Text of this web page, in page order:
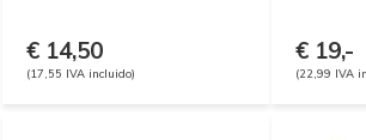
€ 14,50
(17,55 IVA incluido)
€ 19,-
(22,99 IVA